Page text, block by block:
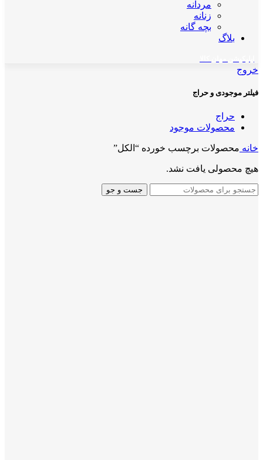
مردانه
زنانه
بچه گانه
بلاگ
خروج
فیلتر موجودی و حراج
حراج
محصولات موجود
خانه محصولات برچسب خورده “الکل”
هیچ محصولی یافت نشد.
جست و جو